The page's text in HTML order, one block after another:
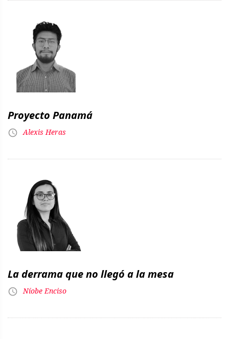
Proyecto Panamá
Alexis Heras
La derrama que no llegó a la mesa
Níobe Enciso